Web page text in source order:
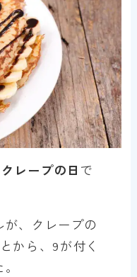
レープの日 で
、クレープの
から、9が付く